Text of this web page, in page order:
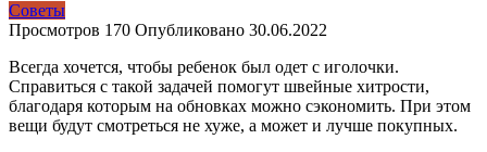
Советы
Просмотров 170 Опубликовано 30.06.2022
Всегда хочется, чтобы ребенок был одет с иголочки.
Справиться с такой задачей помогут швейные хитрости,
благодаря которым на обновках можно сэкономить. При этом
вещи будут смотреться не хуже, а может и лучше покупных.